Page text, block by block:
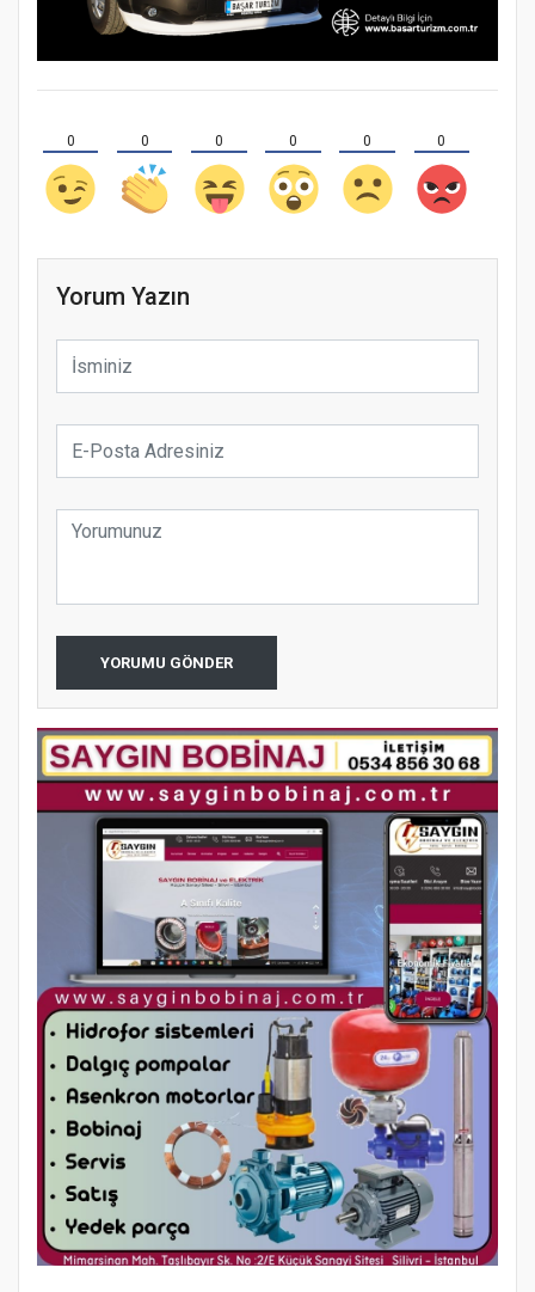
0 0 0 0 0 0
Yorum Yazın
YORUMU GÖNDER